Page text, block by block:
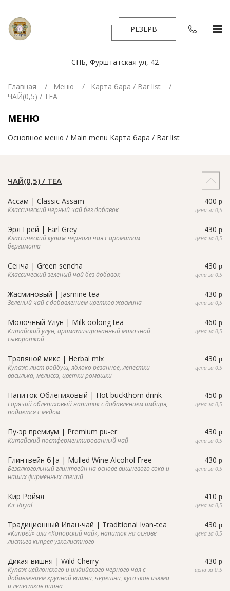
РЕЗЕРВ
СПБ, Фурштатская ул, 42
Главная Меню
Kарта бара / Bar list
ЧАЙ(0,5) / TEA
МЕНЮ
Основное меню / Main menu Kарта бара / Bar list
ЧАЙ(0,5) / TEA
Ассам | Classic Assam
Классический черный чай без добавок
400 p
цена за 0,5
Эрл Грей | Earl Grey
Классический купаж черного чая с ароматом
бергамота
430 p
цена за 0,5
Сенча | Green sencha
Классический зеленый чай без добавок
430 p
цена за 0,5
Жасминовый | Jasmine tea
Зеленый чай с добавлением цветков жасмина
430 p
цена за 0,5
Молочный Улун | Milk oolong tea
Китайский улун, ароматизированный молочной
сывороткой
460 p
цена за 0,5
Травяной микс | Herbal mix
Купаж: лист ройбуш, яблоко резанное, лепестки
василька, мелисса, цветки ромашки
430 p
цена за 0,5
Напиток Облепиховый | Hot buckthorn drink
Горячий облепиховый напиток с добавлением имбиря,
подаётся с мёдом
450 p
цена за 0,5
Пу-эр премиум | Premium pu-er
Китайский постферментированный чай
430 p
цена за 0,5
Глинтвейн б|а | Mulled Wine Alcohol Free
Безалкогольный глинтвейн на основе вишневого сока и
наших фирменных специй
430 p
цена за 0,5
Кир Ройял
Kir Royal
410 p
цена за 0,5
Традиционный Иван-чай | Traditional Ivan-tea
«Кипрей» или «Копорский чай», напиток на основе
листьев кипрея узколистного
430 p
цена за 0,5
Дикая вишня | Wild Cherry
Купаж цейлонского и индийского черного чая с
добавлением крупной вишни, черешни, кусочков изюма
и лепестков пиона
430 p
цена за 0.5